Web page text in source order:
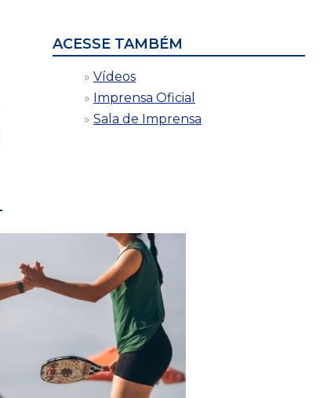
ACESSE TAMBÉM
Vídeos
Imprensa Oficial
Sala de Imprensa